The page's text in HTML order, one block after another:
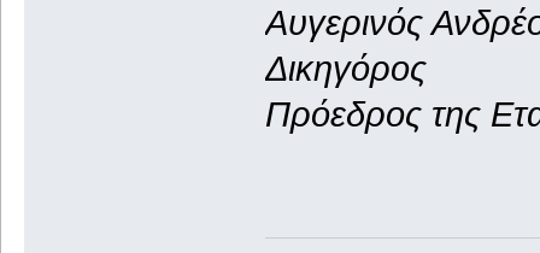
Αυγερινός
Δικηγόρος
Πρόεδρος της